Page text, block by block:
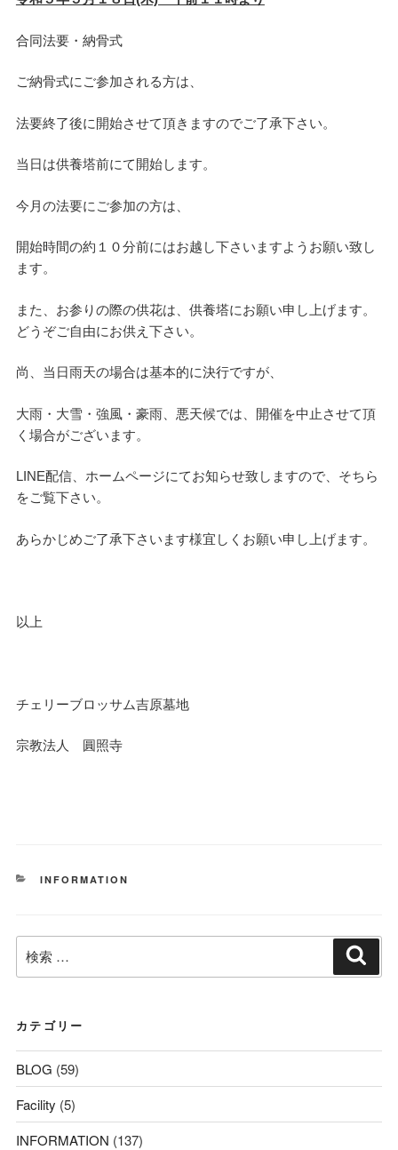
合同法要・納骨式
ご納骨式にご参加される方は、
法要終了後に開始させて頂きますのでご了承下さい。
当日は供養塔前にて開始します。
今月の法要にご参加の方は、
開始時間の約１０分前にはお越し下さいますようお願い致し
ます。
また、お参りの際の供花は、供養塔にお願い申し上げます。
どうぞご自由にお供え下さい。
尚、当日雨天の場合は基本的に決行ですが、
大雨・大雪・強風・豪雨、悪天候では、開催を中止させて頂
く場合がございます。
LINE配信、ホームページにてお知らせ致しますので、そちら
をご覧下さい。
あらかじめご了承下さいます様宜しくお願い申し上げます。
以上
チェリーブロッサム吉原墓地
宗教法人 圓照寺
カ
INFORMATION
検
索:
カテゴリー
BLOG (59)
Facility (5)
INFORMATION (137)